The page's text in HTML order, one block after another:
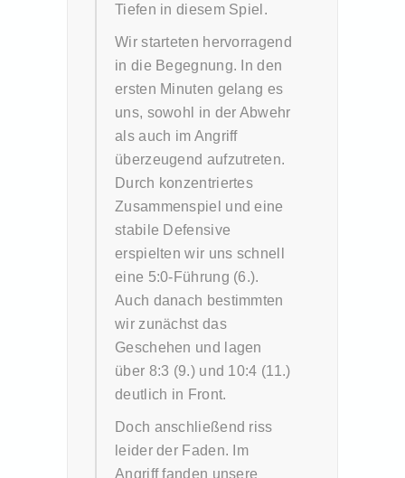
Tiefen in diesem Spiel.
Wir starteten hervorragend
in die Begegnung. In den
ersten Minuten gelang es
uns, sowohl in der Abwehr
als auch im Angriff
überzeugend aufzutreten.
Durch konzentriertes
Zusammenspiel und eine
stabile Defensive
erspielten wir uns schnell
eine 5:0-Führung (6.).
Auch danach bestimmten
wir zunächst das
Geschehen und lagen
über 8:3 (9.) und 10:4 (11.)
deutlich in Front.
Doch anschließend riss
leider der Faden. Im
Angriff fanden unsere